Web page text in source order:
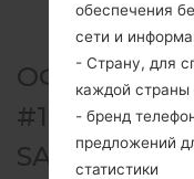
#124210
обеспечения
сети и
- Страну, для
каждой страны
- бренд
предложений
статистики